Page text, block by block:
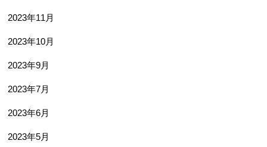
2023年11月
2023年10月
2023年9月
2023年7月
2023年6月
2023年5月